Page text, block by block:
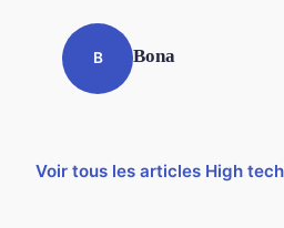
B Bona
Voir tous les articles High